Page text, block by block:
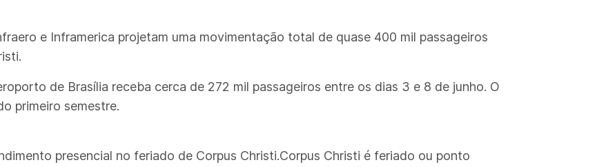
e Inframerica projetam uma movimentação total de quase 400 mil passageiros
de Brasília receba cerca de 272 mil passageiros entre os dias 3 e 8 de junho. O
primeiro semestre.
presencial no feriado de Corpus Christi.Corpus Christi é feriado ou ponto